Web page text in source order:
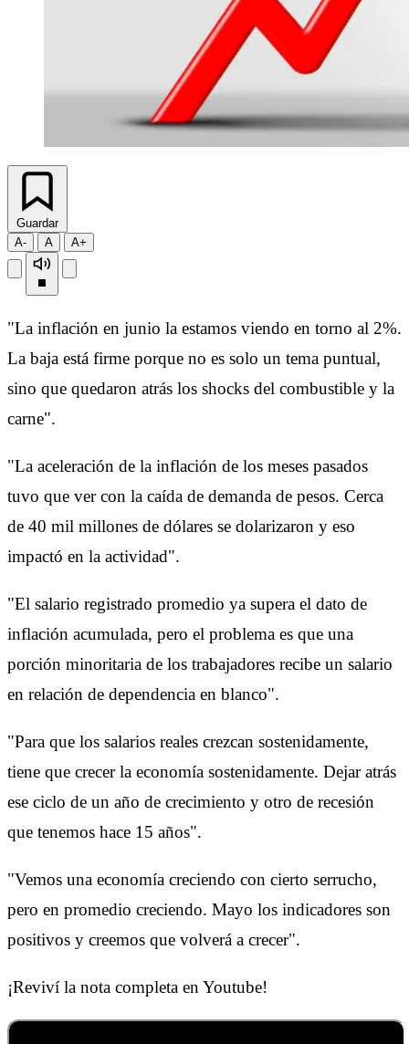
Guardar
A-
A A+
"La inflación en junio la estamos viendo en torno al 2%.
La baja está firme porque no es solo un tema puntual,
sino que quedaron atrás los shocks del combustible y la
carne".
"La aceleración de la inflación de los meses pasados
tuvo que ver con la caída de demanda de pesos. Cerca
de 40 mil millones de dólares se dolarizaron y eso
impactó en la actividad".
"El salario registrado promedio ya supera el dato de
inflación acumulada, pero el problema es que una
porción minoritaria de los trabajadores recibe un salario
en relación de dependencia en blanco".
"Para que los salarios reales crezcan sostenidamente,
tiene que crecer la economía sostenidamente. Dejar atrás
ese ciclo de un año de crecimiento y otro de recesión
que tenemos hace 15 años".
"Vemos una economía creciendo con cierto serrucho,
pero en promedio creciendo. Mayo los indicadores son
positivos y creemos que volverá a crecer".
¡Reviví la nota completa en Youtube!